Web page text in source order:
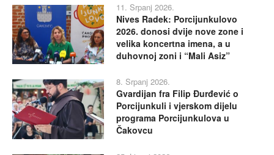
11. Srpanj 2026.
Nives Radek: Porcijunkulovo
2026. donosi dvije nove zone i
velika koncertna imena, a u
duhovnoj zoni i “Mali Asiz”
8. Srpanj 2026.
Gvardijan fra Filip Đurđević o
Porcijunkuli i vjerskom dijelu
programa Porcijunkulova u
Čakovcu